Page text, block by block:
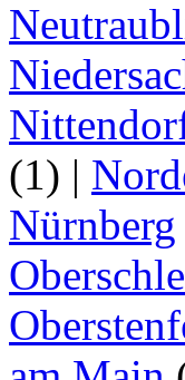
(1) |
Nürnberg